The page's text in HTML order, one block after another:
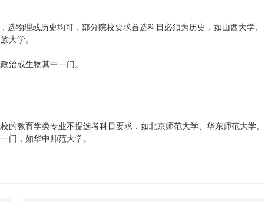
物理或历史均可，部分院校要求首选科目必须为历史，如山西大学、
大学。
治或生物其中一门。
教育学类专业不提选考科目要求，如北京师范大学、华东师范大学、
门，如华中师范大学。